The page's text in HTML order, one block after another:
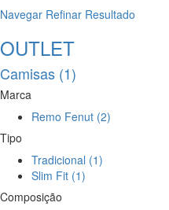
Navegar Refinar Resultado
OUTLET
Camisas (1)
Marca
Remo Fenut (2)
Tipo
Tradicional (1)
Slim Fit (1)
Composição